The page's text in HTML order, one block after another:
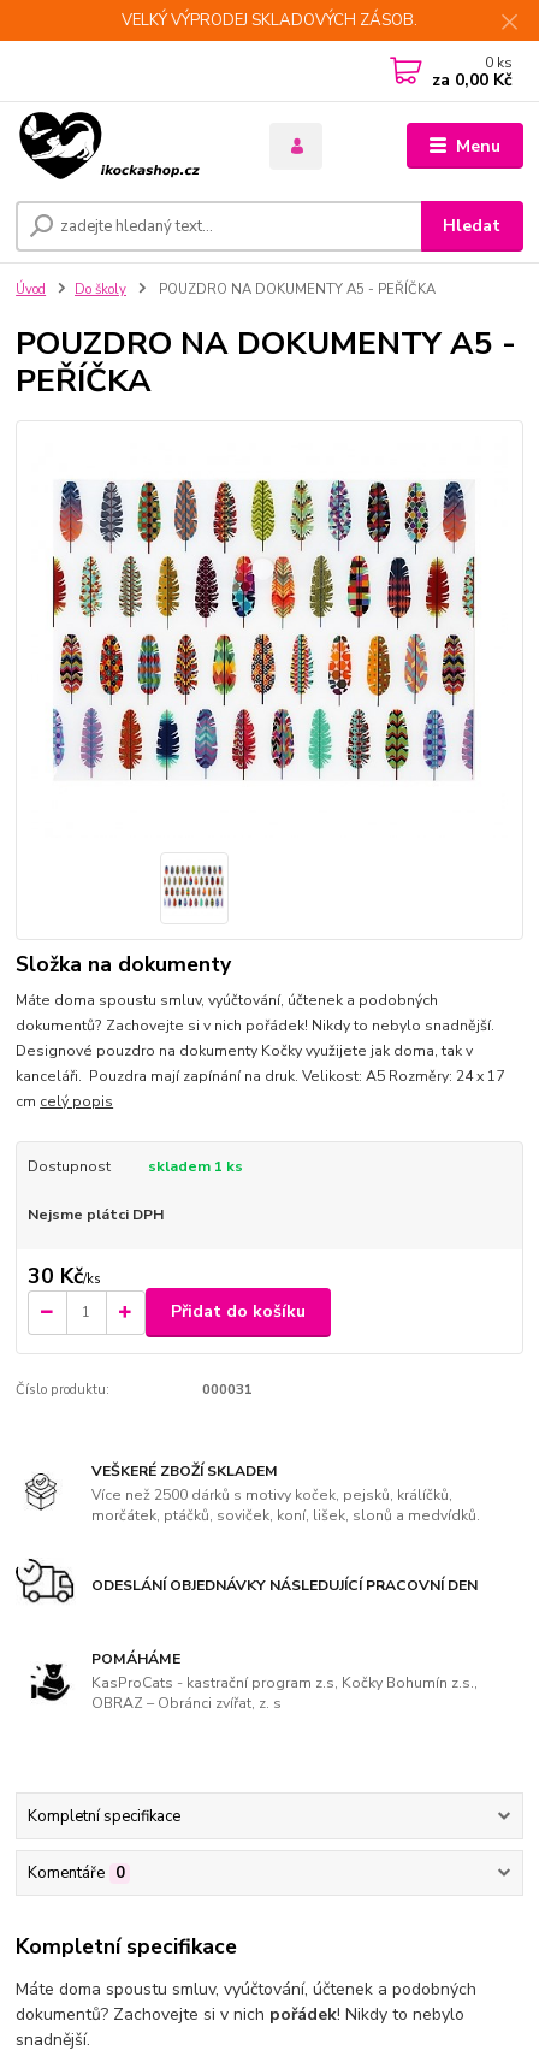
VELKÝ VÝPRODEJ SKLADOVÝCH ZÁSOB.
Menu
Hledat
0 ks
za 0,00 Kč
Úvod Do školy POUZDRO NA DOKUMENTY A5 - PEŘÍČKA
POUZDRO NA DOKUMENTY A5 -
PEŘÍČKA
Složka na dokumenty
Máte doma spoustu smluv, vyúčtování, účtenek a podobných
dokumentů? Zachovejte si v nich pořádek! Nikdy to nebylo snadnější.
Designové pouzdro na dokumenty Kočky využijete jak doma, tak v
kanceláři. Pouzdra mají zapínání na druk. Velikost: A5 Rozměry: 24 x 17
cm celý popis
Dostupnost skladem 1 ks
Nejsme plátci DPH
30 Kč/ks
Přidat do košíku
Číslo produktu: 000031
VEŠKERÉ ZBOŽÍ SKLADEM
Více než 2500 dárků s motivy koček, pejsků, králíčků,
morčátek, ptáčků, soviček, koní, lišek, slonů a medvídků.
ODESLÁNÍ OBJEDNÁVKY NÁSLEDUJÍCÍ PRACOVNÍ DEN
POMÁHÁME
KasProCats - kastrační program z.s, Kočky Bohumín z.s.,
OBRAZ – Obránci zvířat, z. s
Kompletní specifikace
Komentáře 0
Kompletní specifikace
Máte doma spoustu smluv, vyúčtování, účtenek a podobných
dokumentů? Zachovejte si v nich pořádek! Nikdy to nebylo
snadnější.